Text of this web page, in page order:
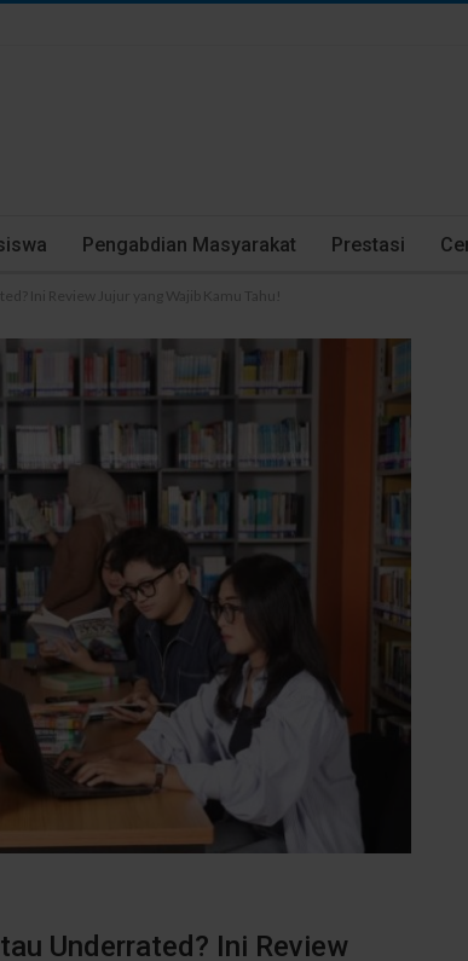
Pengabdian Masyarakat Prestasi
Ini Review Jujur yang Wajib Kamu Tahu!
Underrated? Ini Review